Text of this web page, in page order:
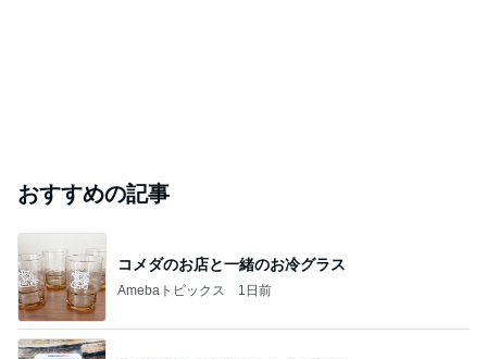
おすすめの記事
コメダのお店と一緒のお冷グラス
Amebaトピックス 1日前